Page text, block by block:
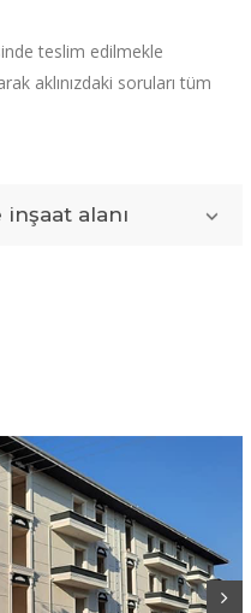
teslim edilmekle
aklınızdaki soruları tüm
alanı